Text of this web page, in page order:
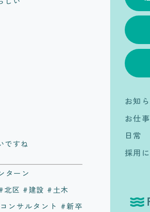
ですね
ターン
北区 #建設 #土木
ンサルタント #新卒
お知
お仕事
日常
採用